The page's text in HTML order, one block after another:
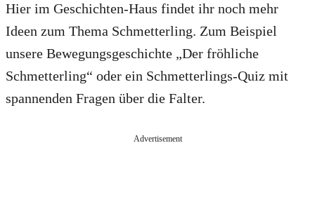
Hier im Geschichten-Haus findet ihr noch mehr
Ideen zum Thema Schmetterling. Zum Beispiel
unsere Bewegungsgeschichte „Der fröhliche
Schmetterling“ oder ein Schmetterlings-Quiz mit
spannenden Fragen über die Falter.
Advertisement